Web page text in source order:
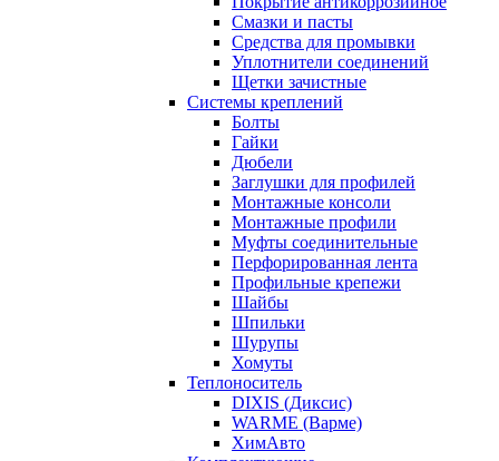
Смазки и пасты
Средства для промывки
Уплотнители соединений
Щетки зачистные
Системы креплений
Болты
Гайки
Дюбели
Заглушки для профилей
Монтажные консоли
Монтажные профили
Муфты соединительные
Перфорированная лента
Профильные крепежи
Шайбы
Шпильки
Шурупы
Хомуты
Теплоноситель
DIXIS (Диксис)
WARME (Варме)
ХимАвто